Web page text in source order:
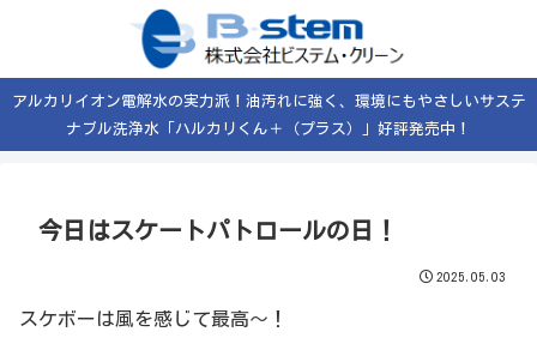
アルカリイオン電解水の実力派！油汚れに強く、環境にもやさしいサステ
ナブル洗浄水「ハルカリくん＋（プラス）」好評発売中！
今日はスケートパトロールの日！
2025.05.03
スケボーは風を感じて最高〜！